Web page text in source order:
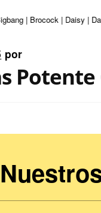
| Brocock | Daisy |
por
Potente